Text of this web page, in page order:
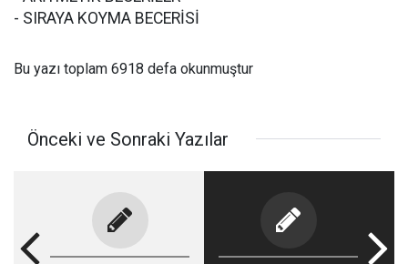
- SIRAYA KOYMA BECERİSİ
Bu yazı toplam 6918 defa okunmuştur
Önceki ve Sonraki Yazılar